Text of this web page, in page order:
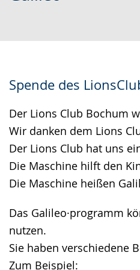
Spende des
Der Lions Club Bochum
Wir danken dem Lions
Der Lions Club hat uns
Die Maschine hilft den
Die Maschine heißen
Das Galileo·programm
nutzen.
Sie haben verschiedene
Zum Beispiel: